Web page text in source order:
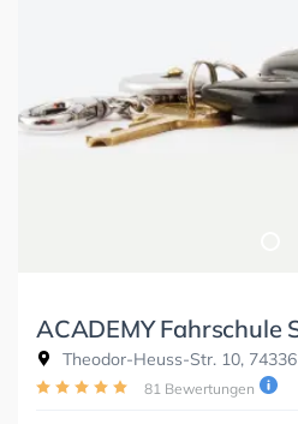
ACADEMY Fahrschule
Theodor-Heuss-Str. 10,
81 Bewertungen